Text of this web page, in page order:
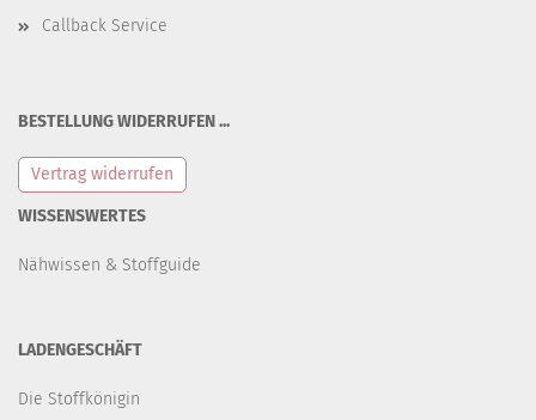
Callback Service
BESTELLUNG WIDERRUFEN ...
Vertrag widerrufen
WISSENSWERTES
Nähwissen & Stoffguide
LADENGESCHÄFT
Die Stoffkönigin